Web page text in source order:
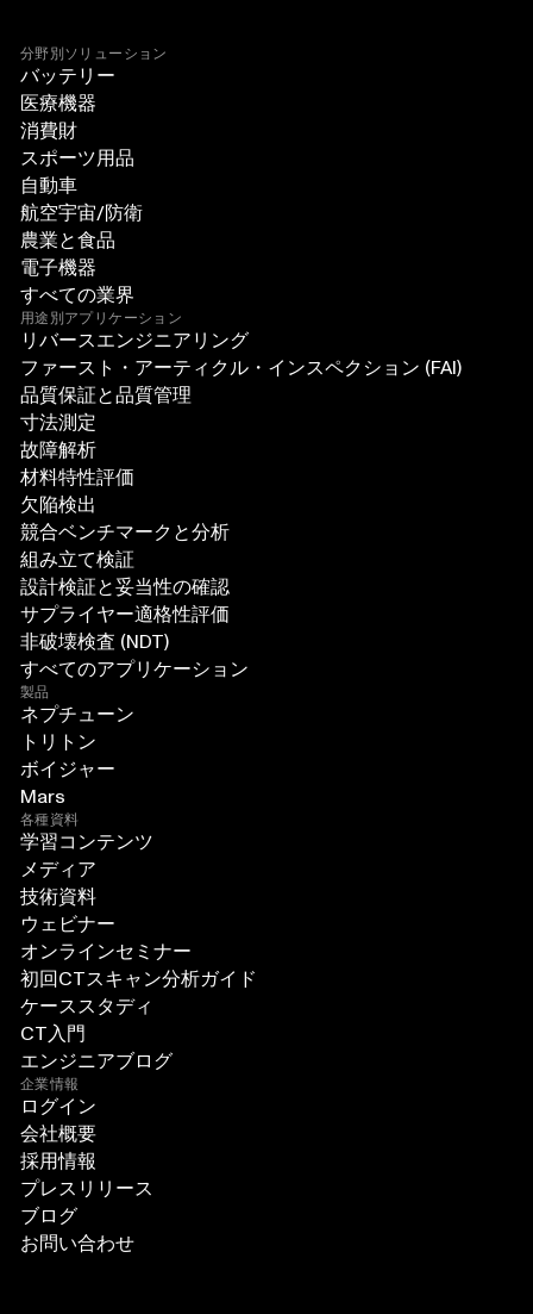
分野別ソリューション
バッテリー
医療機器
消費財
スポーツ用品
自動車
航空宇宙/防衛
農業と食品
電子機器
すべての業界
用途別アプリケーション
リバースエンジニアリング
ファースト・アーティクル・インスペクション (FAI)
品質保証と品質管理
寸法測定
故障解析
材料特性評価
欠陥検出
競合ベンチマークと分析
組み立て検証
設計検証と妥当性の確認
サプライヤー適格性評価
非破壊検査 (NDT)
すべてのアプリケーション
製品
ネプチューン
トリトン
ボイジャー
Mars
各種資料
学習コンテンツ
メディア
技術資料
ウェビナー
オンラインセミナー
初回CTスキャン分析ガイド
ケーススタディ
CT入門
エンジニアブログ
企業情報
ログイン
会社概要
採用情報
プレスリリース
ブログ
お問い合わせ